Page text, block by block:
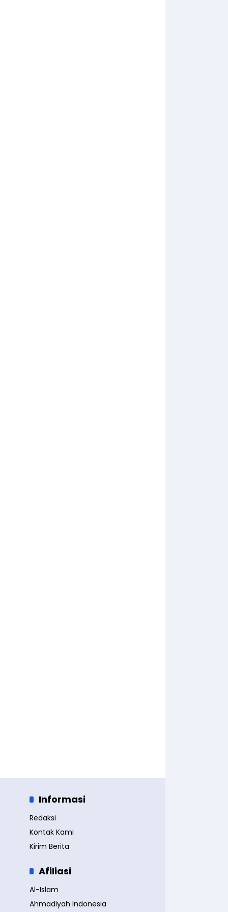
Informasi
Redaksi
Kontak Kami
Kirim Berita
Afiliasi
Al-Islam
Ahmadiyah Indonesia